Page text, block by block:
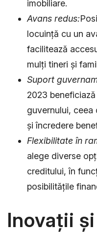
imobiliare.
Avans redus:
locuință cu un
facilitează
mulți tineri și
Suport
2023
guvernului, ceea
și încredere
Flexibilitate în
alege diverse
creditului, în
posibilitățile
Inovații